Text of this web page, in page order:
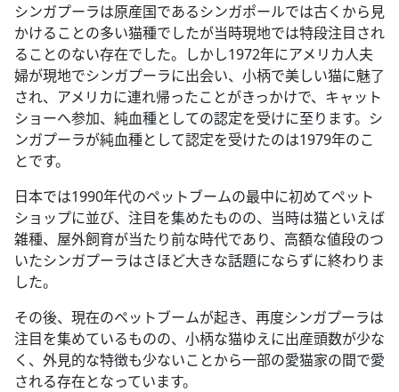
シンガプーラは原産国であるシンガポールでは古くから見
かけることの多い猫種でしたが当時現地では特段注目され
ることのない存在でした。しかし1972年にアメリカ人夫
婦が現地でシンガプーラに出会い、小柄で美しい猫に魅了
され、アメリカに連れ帰ったことがきっかけで、キャット
ショーへ参加、純血種としての認定を受けに至ります。シ
ンガプーラが純血種として認定を受けたのは1979年のこ
とです。
日本では1990年代のペットブームの最中に初めてペット
ショップに並び、注目を集めたものの、当時は猫といえば
雑種、屋外飼育が当たり前な時代であり、高額な値段のつ
いたシンガプーラはさほど大きな話題にならずに終わりま
した。
その後、現在のペットブームが起き、再度シンガプーラは
注目を集めているものの、小柄な猫ゆえに出産頭数が少な
く、外見的な特徴も少ないことから一部の愛猫家の間で愛
される存在となっています。